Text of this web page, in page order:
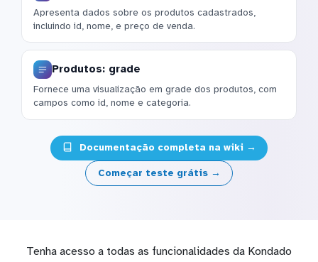
Apresenta dados sobre os produtos cadastrados,
incluindo id, nome, e preço de venda.
Produtos: grade
Fornece uma visualização em grade dos produtos, com
campos como id, nome e categoria.
Documentação completa na wiki →
Começar teste grátis →
Tenha acesso a todas as funcionalidades da Kondado